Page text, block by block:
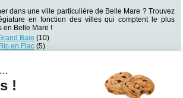
dans une ville particulière de Belle Mare ? Trouvez
en fonction des villes qui comptent le plus
en Belle Mare !
Baie (10)
en Flac (5)
en Flac
aux Biches
!